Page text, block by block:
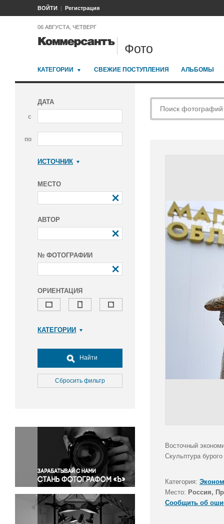
ВОЙТИ Регистрация
06 АВГУСТА, ЧЕТВЕРГ
Фото
КАТЕГОРИИ СВЕЖИЕ ПОСТУПЛЕНИЯ АЛЬБОМЫ
ДАТА
с
по
ИСТОЧНИК
МЕСТО
АВТОР
№ ФОТОГРАФИИ
ОРИЕНТАЦИЯ
КАТЕГОРИИ
Досуг, туризм и отдых
Культура
Медицина
Окружающая среда
Политика
Правосудие
Происшествия и конфликты
Религия
Светская жизнь
Спорт
Экология
Найти
Сбросить фильтр
Восточный
Скульптура
Категория:
Место: Россия,
Сообщить об